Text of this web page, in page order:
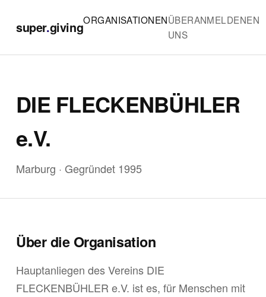
super.givingORGANISATIONENÜBER
UNS
ANMELDENEN
DIE FLECKENBÜHLER
e.V.
Marburg · Gegründet 1995
Über die Organisation
Hauptanliegen des Vereins DIE
FLECKENBÜHLER e.V. ist es, für Menschen mit